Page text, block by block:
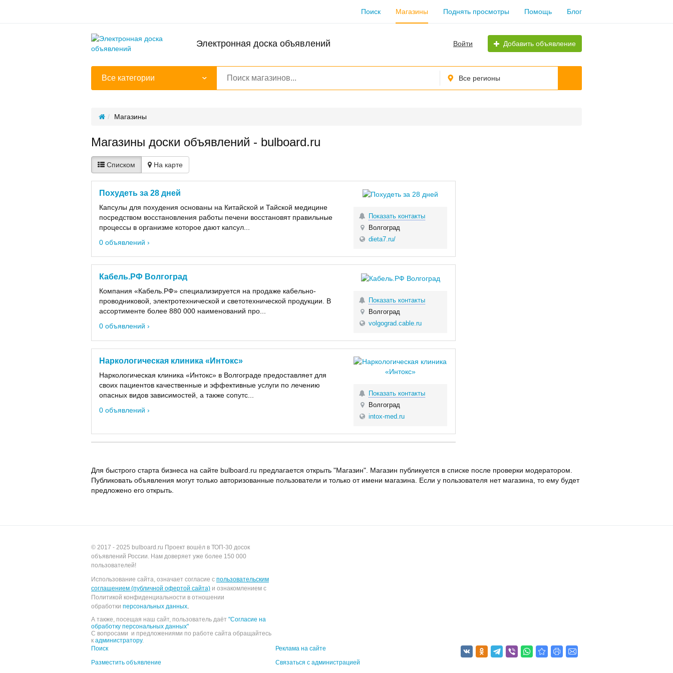
Поиск Магазины Поднять просмотры Помощь Блог
Электронная доска объявлений Войти Добавить объявление
Все категории Все регионы
Магазины
Магазины доски объявлений - bulboard.ru
Списком На карте
Похудеть за 28 дней
Капсулы для похудения основаны на Китайской и Тайской медицине
посредством восстановления работы печени восстановят правильные
процессы в организме которое дают капсул...
0 объявлений ›
Показать контакты
Волгоград
dieta7.ru/
Кабель.РФ Волгоград
Компания «Кабель.РФ» специализируется на продаже кабельно-
проводниковой, электротехнической и светотехнической продукции. В
ассортименте более 880 000 наименований про...
0 объявлений ›
Показать контакты
Волгоград
volgograd.cable.ru
Наркологическая клиника «Интокс»
Наркологическая клиника «Интокс» в Волгограде предоставляет для
своих пациентов качественные и эффективные услуги по лечению
опасных видов зависимостей, а также сопутс...
0 объявлений ›
Показать контакты
Волгоград
intox-med.ru
Для быстрого старта бизнеса на сайте bulboard.ru предлагается открыть "Магазин". Магазин публикуется в списке после проверки модератором.
Публиковать объявления могут только авторизованные пользователи и только от имени магазина. Если у пользователя нет магазина, то ему будет
предложено его открыть.
© 2017 - 2025 bulboard.ru Проект вошёл в ТОП-30 досок
объявлений России. Нам доверяет уже более 150 000
пользователей!
Использование сайта, означает согласие с пользовательским
соглашением (публичной офертой сайта) и ознакомлением с
Политикой конфиденциальности в отношении
обработки персональных данных.
А также, посещая наш сайт, пользователь даёт "Согласие на
обработку персональных данных"
С вопросами и предложениями по работе сайта обращайтесь
к администратору.
Поиск
Разместить объявление
Реклама на сайте
Связаться с администрацией